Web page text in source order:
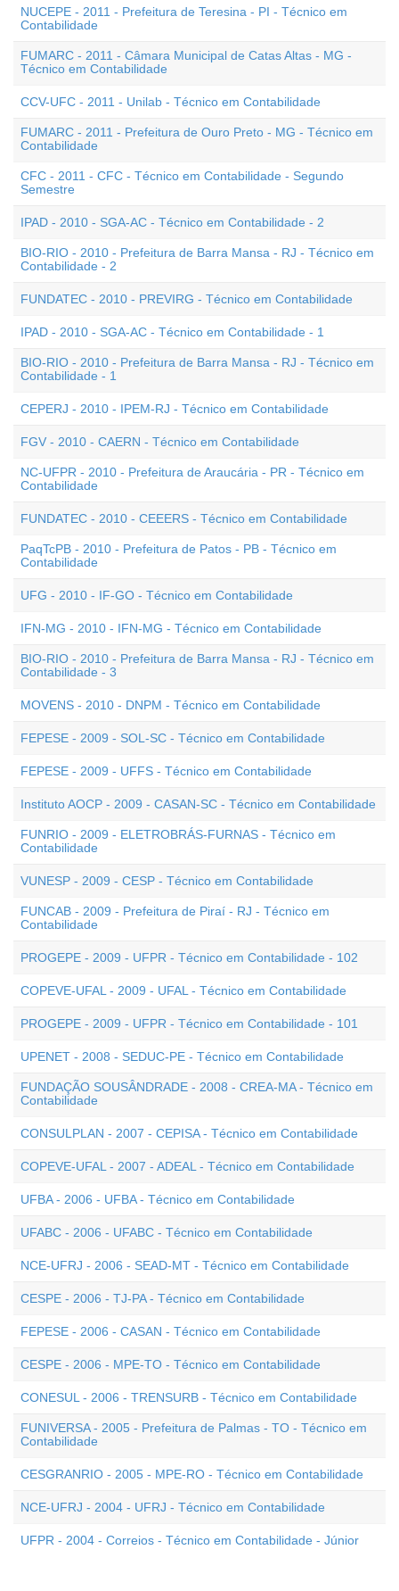
NUCEPE - 2011 - Prefeitura de Teresina - PI - Técnico em
Contabilidade
FUMARC - 2011 - Câmara Municipal de Catas Altas - MG -
Técnico em Contabilidade
CCV-UFC - 2011 - Unilab - Técnico em Contabilidade
FUMARC - 2011 - Prefeitura de Ouro Preto - MG - Técnico em
Contabilidade
CFC - 2011 - CFC - Técnico em Contabilidade - Segundo
Semestre
IPAD - 2010 - SGA-AC - Técnico em Contabilidade - 2
BIO-RIO - 2010 - Prefeitura de Barra Mansa - RJ - Técnico em
Contabilidade - 2
FUNDATEC - 2010 - PREVIRG - Técnico em Contabilidade
IPAD - 2010 - SGA-AC - Técnico em Contabilidade - 1
BIO-RIO - 2010 - Prefeitura de Barra Mansa - RJ - Técnico em
Contabilidade - 1
CEPERJ - 2010 - IPEM-RJ - Técnico em Contabilidade
FGV - 2010 - CAERN - Técnico em Contabilidade
NC-UFPR - 2010 - Prefeitura de Araucária - PR - Técnico em
Contabilidade
FUNDATEC - 2010 - CEEERS - Técnico em Contabilidade
PaqTcPB - 2010 - Prefeitura de Patos - PB - Técnico em
Contabilidade
UFG - 2010 - IF-GO - Técnico em Contabilidade
IFN-MG - 2010 - IFN-MG - Técnico em Contabilidade
BIO-RIO - 2010 - Prefeitura de Barra Mansa - RJ - Técnico em
Contabilidade - 3
MOVENS - 2010 - DNPM - Técnico em Contabilidade
FEPESE - 2009 - SOL-SC - Técnico em Contabilidade
FEPESE - 2009 - UFFS - Técnico em Contabilidade
Instituto AOCP - 2009 - CASAN-SC - Técnico em Contabilidade
FUNRIO - 2009 - ELETROBRÁS-FURNAS - Técnico em
Contabilidade
VUNESP - 2009 - CESP - Técnico em Contabilidade
FUNCAB - 2009 - Prefeitura de Piraí - RJ - Técnico em
Contabilidade
PROGEPE - 2009 - UFPR - Técnico em Contabilidade - 102
COPEVE-UFAL - 2009 - UFAL - Técnico em Contabilidade
PROGEPE - 2009 - UFPR - Técnico em Contabilidade - 101
UPENET - 2008 - SEDUC-PE - Técnico em Contabilidade
FUNDAÇÃO SOUSÂNDRADE - 2008 - CREA-MA - Técnico em
Contabilidade
CONSULPLAN - 2007 - CEPISA - Técnico em Contabilidade
COPEVE-UFAL - 2007 - ADEAL - Técnico em Contabilidade
UFBA - 2006 - UFBA - Técnico em Contabilidade
UFABC - 2006 - UFABC - Técnico em Contabilidade
NCE-UFRJ - 2006 - SEAD-MT - Técnico em Contabilidade
CESPE - 2006 - TJ-PA - Técnico em Contabilidade
FEPESE - 2006 - CASAN - Técnico em Contabilidade
CESPE - 2006 - MPE-TO - Técnico em Contabilidade
CONESUL - 2006 - TRENSURB - Técnico em Contabilidade
FUNIVERSA - 2005 - Prefeitura de Palmas - TO - Técnico em
Contabilidade
CESGRANRIO - 2005 - MPE-RO - Técnico em Contabilidade
NCE-UFRJ - 2004 - UFRJ - Técnico em Contabilidade
UFPR - 2004 - Correios - Técnico em Contabilidade - Júnior